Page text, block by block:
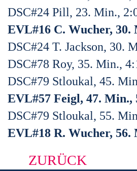
DSC#24 Pill, 23. Min.,
EVL#16 C. Wucher, 30.
DSC#24 T. Jackson, 30.
DSC#78 Roy, 35. Min.,
DSC#79 Stloukal, 45.
EVL#57 Feigl, 47. Min.,
DSC#79 Stloukal, 55.
EVL#18 R. Wucher, 56.
ZURÜCK